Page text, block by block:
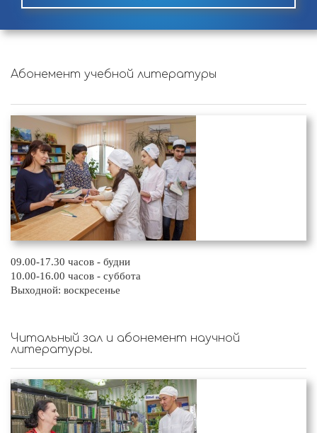
Абонемент учебной литературы
09.00-17.30 часов - будни
10.00-16.00 часов - суббота
Выходной: воскресенье
Читальный зал и абонемент научной
литературы.